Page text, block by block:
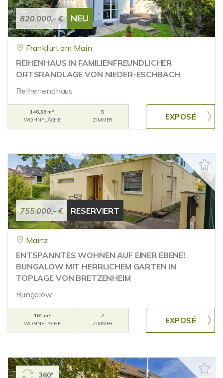
820.000,- € NEU
Frankfurt am Main
REIHENHAUS IN FAMILIENFREUNDLICHER
ORTSRANDLAGE VON NIEDER-ESCHBACH
Reihenendhaus
146,38 m²
WOHNFLÄCHE
5
ZIMMER
755.000,- € RESERVIERT
Mainz
ENTSPANNTES WOHNEN AUF EINER EBENE!
BUNGALOW MIT HERRLICHEM GARTEN IN
TOPLAGE VON BRETZENHEIM
Bungalow
161 m²
WOHNFLÄCHE
7
ZIMMER
360°